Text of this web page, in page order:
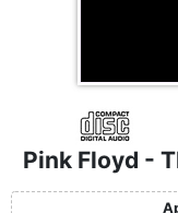
Pink Floyd -